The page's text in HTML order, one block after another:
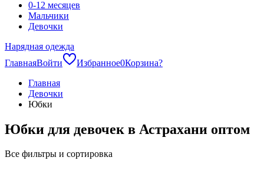
0-12 месяцев
Мальчики
Девочки
Нарядная одежда
ГлавнаяВойти Избранное0Корзина?
Главная
Девочки
Юбки
Юбки для девочек в Астрахани оптом
Все фильтры и сортировка